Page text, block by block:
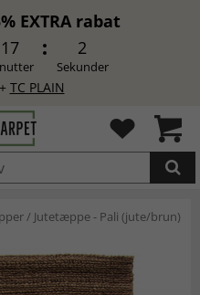
EXTRA rabat
17 1
Sekunder
+ TC PLAIN
/ Jutetæppe - Pali (jute/brun)